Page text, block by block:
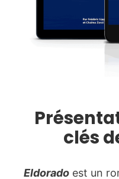
clés
Eldorado est un